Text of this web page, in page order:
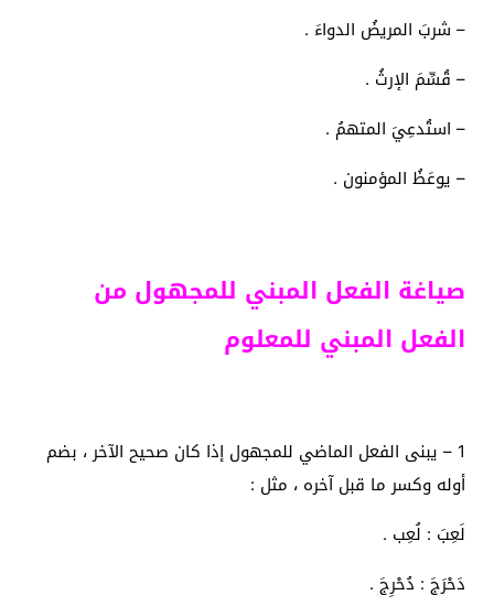
– شربَ المريضُ الدواءَ .
– قُسِّمَ الإرثُ .
– استُدعِيَ المتهمُ .
– يوعَظُ المؤمنون .
صياغة الفعل المبني للمجهول من
الفعل المبني للمعلوم
1 – يبنى الفعل الماضي للمجهول إذا كان صحيح الآخر ، بضم
أوله وكسر ما قبل آخره ، مثل :
لَعِبَ : لُعِب .
دَحْرَجَ : دُحْرِجَ .